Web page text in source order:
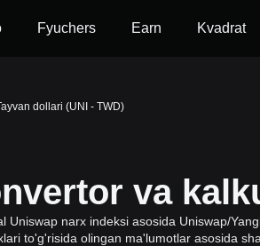
Fyuchers Earn Kvadrat
dollari (UNI - TWD)
va
narx indeksi asosida Uniswap/
to'g'risida olingan ma'lumotlar asosida